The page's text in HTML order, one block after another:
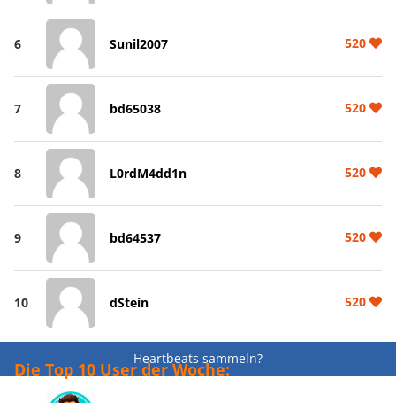
6 Sunil2007 520
7 bd65038 520
8 L0rdM4dd1n 520
9 bd64537 520
10 dStein 520
Heartbeats sammeln?
Die Top 10 User der Woche: